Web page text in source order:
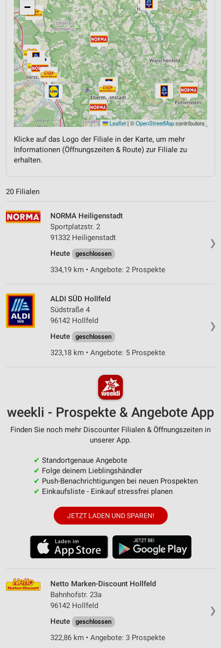
−
Leaflet | ©OpenStreetMapcontributors
Klicke auf das Logo der Filiale in der Karte, um mehr
Informationen (Öffnungszeiten & Route) zur Filiale zu
erhalten.
20 Filialen
❯
NORMA Heiligenstadt
Sportplatzstr. 2
91332 Heiligenstadt
Heute
geschlossen
334,19 km • Angebote: 2 Prospekte
❯
ALDI SÜD Hollfeld
Südstraße 4
96142 Hollfeld
Heute
geschlossen
323,18 km • Angebote: 5 Prospekte
weekli - Prospekte & Angebote App
Finden Sie noch mehr Discounter Filialen & Öffnungszeiten in
unserer App.
✔ Standortgenaue Angebote
✔ Folge deinem Lieblingshändler
✔ Push-Benachrichtigungen bei neuen Prospekten
✔ Einkaufsliste - Einkauf stressfrei planen
JETZT LADEN UND SPAREN!
❯
Netto Marken-Discount Hollfeld
Bahnhofstr. 23a
96142 Hollfeld
Heute
geschlossen
322,86 km • Angebote: 3 Prospekte